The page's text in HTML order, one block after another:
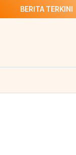
BERITA TERKINI
Agustus Stimulus